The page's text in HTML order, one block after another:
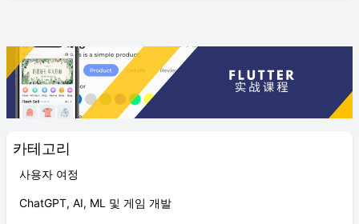
카테고리
사용자 여정
ChatGPT, AI, ML 및 게임 개발